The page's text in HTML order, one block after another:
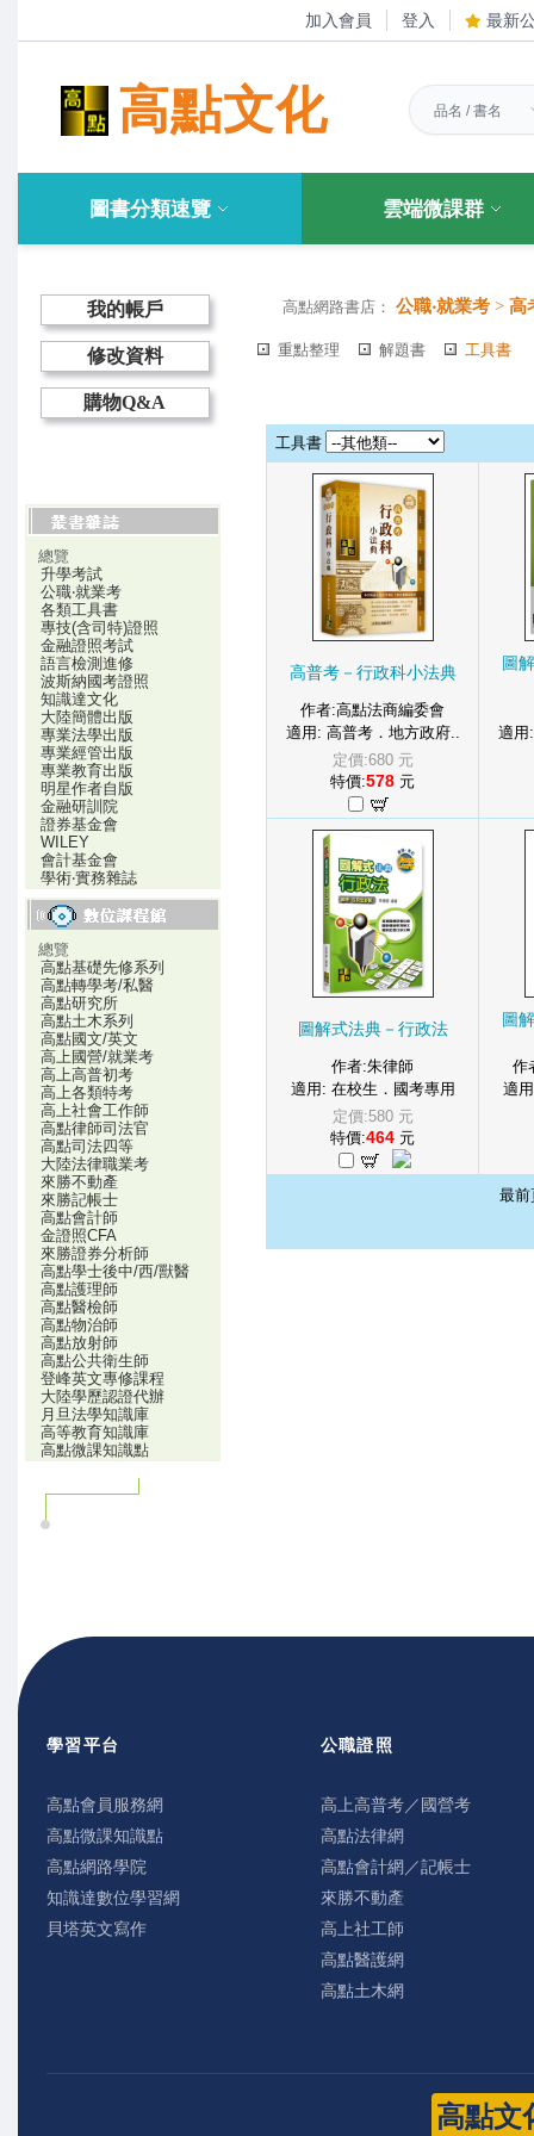
加入會員 登入 最新
高點文化
圖書分類速覽 雲端微課群
我的帳戶
修改資料
購物Q&A
總覽
升學考試
公職‧就業考
各類工具書
專技(含司特)證照
金融證照考試
語言檢測進修
波斯納國考證照
知識達文化
大陸簡體出版
專業法學出版
專業經管出版
專業教育出版
明星作者自版
金融研訓院
證券基金會
WILEY
會計基金會
學術‧實務雜誌
總覽
高點基礎先修系列
高點轉學考/私醫
高點研究所
高點土木系列
高點國文/英文
高上國營/就業考
高上高普初考
高上各類特考
高上社會工作師
高點律師司法官
高點司法四等
大陸法律職業考
來勝不動產
來勝記帳士
高點會計師
金證照CFA
來勝證券分析師
高點學士後中/西/獸醫
高點護理師
高點醫檢師
高點物治師
高點放射師
高點公共衛生師
登峰英文專修課程
大陸學歷認證代辦
月旦法學知識庫
高等教育知識庫
高點微課知識點
高點網路書店： 公職‧就業考 > 高
重點整理 解題書 工具書
工具書
高普考－行政科小法典
作者:高點法商編委會
適用: 高普考．地方政府..
定價:680 元
特價:578 元
圖
適用
圖解式法典－行政法
作者:朱律師
適用: 在校生．國考專用
定價:580 元
特價:464 元
圖
作
適
最
學習平台
高點會員服務網
高點微課知識點
高點網路學院
知識達數位學習網
貝塔英文寫作
公職證照
高上高普考／國營考
高點法律網
高點會計網／記帳士
來勝不動產
高上社工師
高點醫護網
高點土木網
高點文